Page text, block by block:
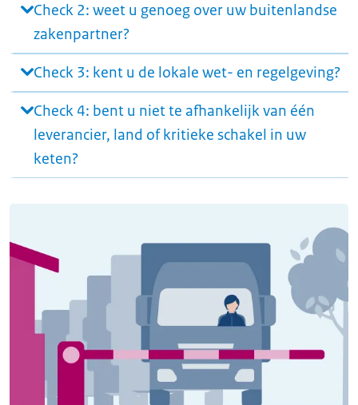
Check 2: weet u genoeg over uw buitenlandse
zakenpartner?
Check 3: kent u de lokale wet- en regelgeving?
Check 4: bent u niet te afhankelijk van één
leverancier, land of kritieke schakel in uw
keten?